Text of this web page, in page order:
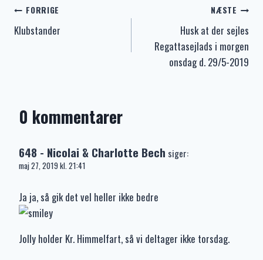
Indlægsnavigation
FORRIGE
Klubstander
NÆSTE
Husk at der sejles
Regattasejlads i morgen
onsdag d. 29/5-2019
0 kommentarer
648 - Nicolai & Charlotte Bech siger:
maj 27, 2019 kl. 21:41
Ja ja, så gik det vel heller ikke bedre
Jolly holder Kr. Himmelfart, så vi deltager ikke torsdag.